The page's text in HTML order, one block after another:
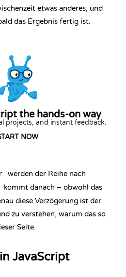
etwas anderes, und
das Ergebnis fertig ist.
the hands-on way
projects, and instant feedback.
NOW
werden der Reihe nach
kommt danach – obwohl das
diese Verzögerung ist der
zu verstehen, warum das so
Seite.
JavaScript